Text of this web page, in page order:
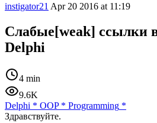
instigator21 Apr 20 2016 at 11:19
Слабые[weak] ссылки
Delphi
4 min
9.6K
Delphi * ООP* Programming *
Здравствуйте.